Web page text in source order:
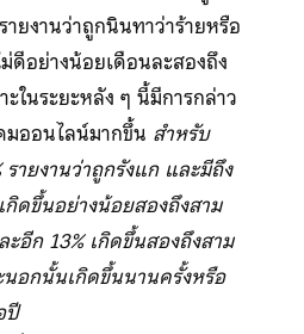
ยงานว่าถูกนินทาว่าร้ายหรือ
ดีอย่างน้อยเดือนละสองถึง
ในระยะหลัง ๆ นี้มีการกล่าว
ออนไลน์มากขึ้น สำหรับ
รายงานว่าถูกรังแก และมีถึง
กิดขึ้นอย่างน้อยสองถึงสาม
อีก 13% เกิดขึ้นสองถึงสาม
อกนั้นเกิดขึ้นนานครั้งหรือ
ปี